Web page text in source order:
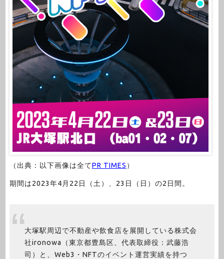
（出典：以下画像は全てPR TIMES ）
期間は2023年4月22日（土）、23日（日）の2日間。
大塚駅周辺で不動産や飲食店を展開している株式会
社ironowa（東京都豊島区、代表取締役：武藤浩
司）と、Web3・NFTのイベント運営実績を持つ